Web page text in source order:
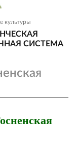
культуры
СИСТЕМА